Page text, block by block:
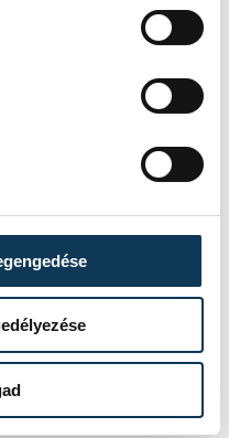
váljanak.